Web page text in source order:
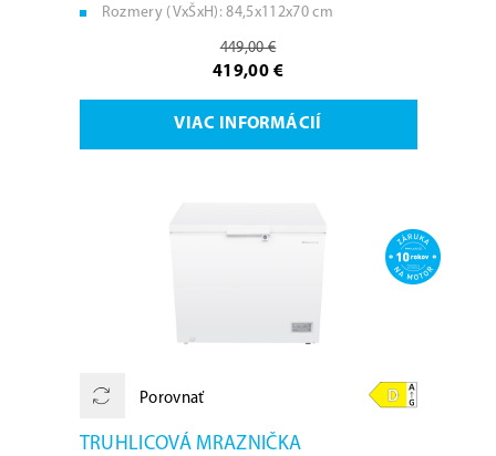
Rozmery (VxŠxH): 84,5x112x70 cm
449,00 €
419,00 €
VIAC INFORMÁCIÍ
Porovnať
TRUHLICOVÁ MRAZNIČKA